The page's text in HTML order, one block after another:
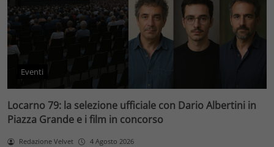
Eventi
Locarno 79: la selezione ufficiale con Dario Albertini in
Piazza Grande e i film in concorso
Redazione Velvet 4 Agosto 2026